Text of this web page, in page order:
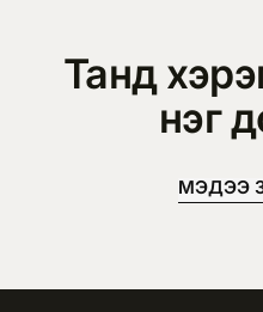
Танд
нэг
МЭДЭЭ